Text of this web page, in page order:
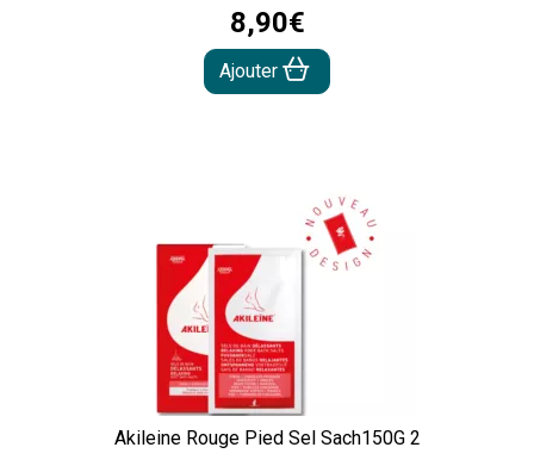
8,90€
Ajouter
Akileine Rouge Pied Sel Sach150G 2